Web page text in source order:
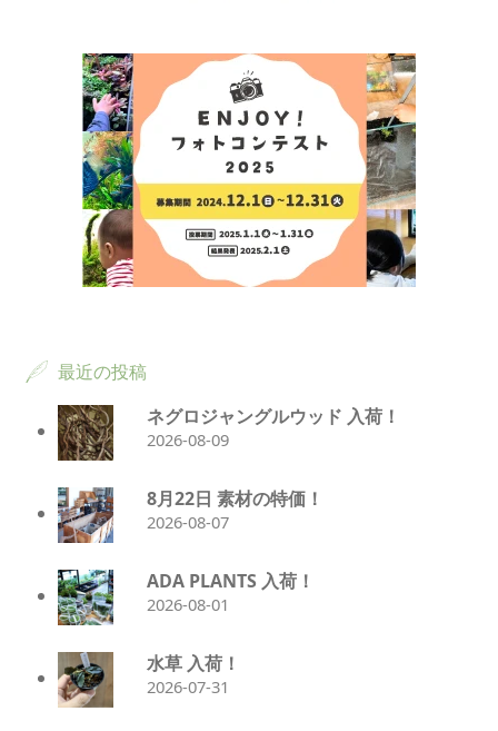
最近の投稿
ネグロジャングルウッド 入荷！
2026-08-09
8月22日 素材の特価！
2026-08-07
ADA PLANTS 入荷！
2026-08-01
水草 入荷！
2026-07-31